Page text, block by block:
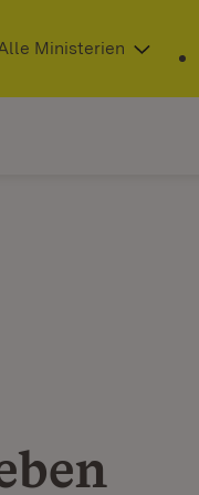
neuem Fenster)
Ministerien